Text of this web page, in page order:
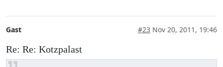
Gast #23 Nov 20, 2011, 19:46
Re: Re: Kotzpalast